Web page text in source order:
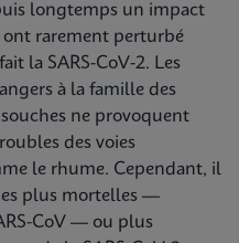
longtemps un impact
ont rarement perturbé
la SARS-CoV-2. Les
à la famille des
ne provoquent
des voies
le rhume. Cependant, il
plus mortelles —
CoV — ou plus